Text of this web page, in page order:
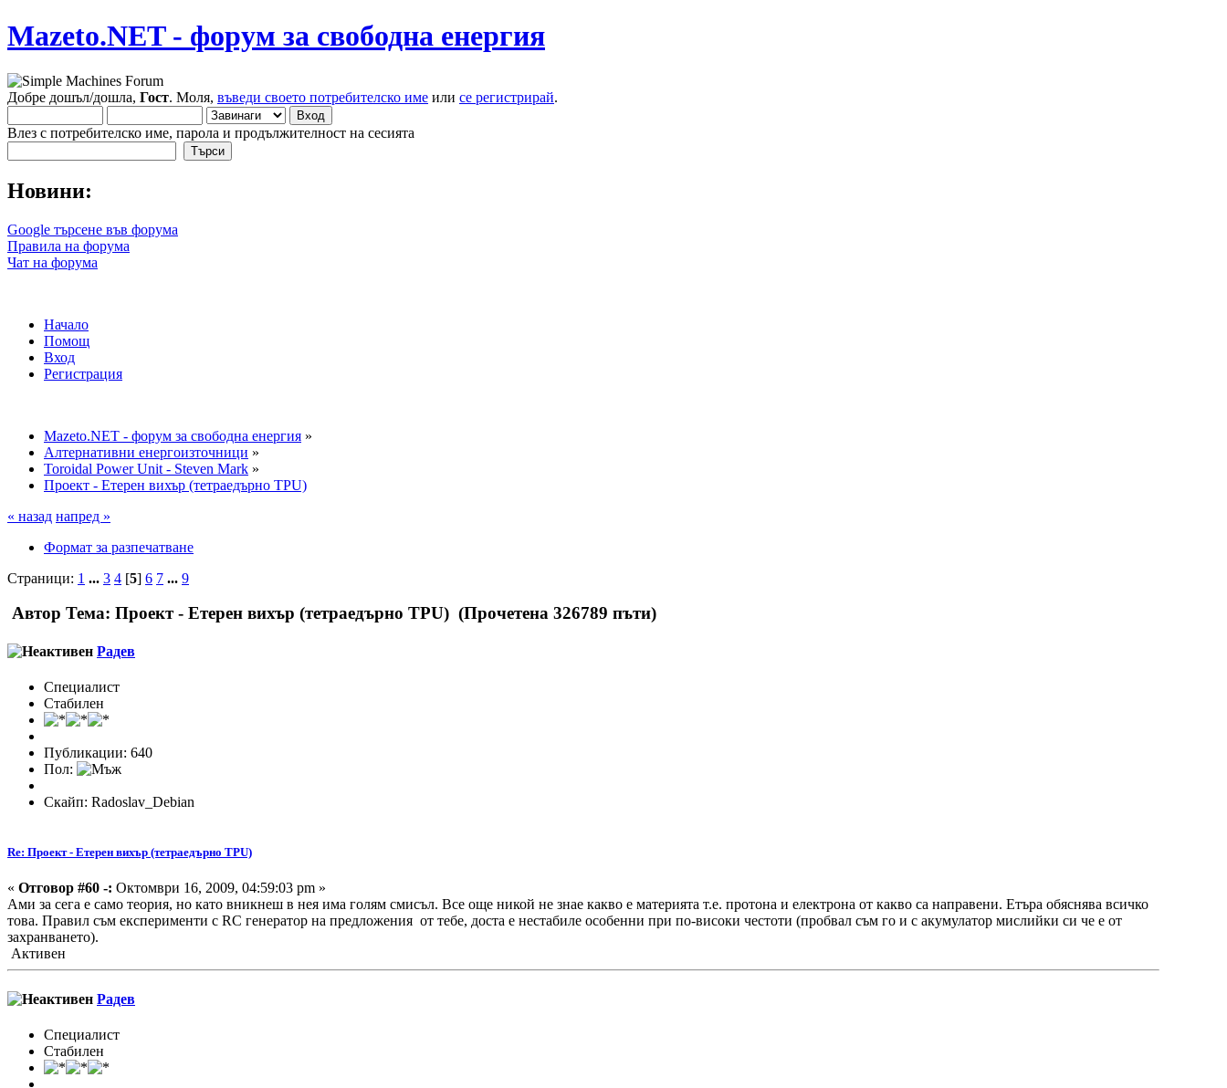
Mazeto.NET - форум за свободна енергия
Добре дошъл/дошла, Гост. Моля, въведи своето потребителско име или се регистрирай.
Влез с потребителско име, парола и продължителност на сесията
Новини:
Google търсене във форума
Правила на форума
Чат на форума
Начало
Помощ
Вход
Регистрация
Mazeto.NET - форум за свободна енергия »
Алтернативни енергоизточници »
Toroidal Power Unit - Steven Mark »
Проект - Етерен вихър (тетраедърно TPU)
« назад напред »
Формат за разпечатване
Страници: 1 ... 3 4 [5] 6 7 ... 9
Автор Тема: Проект - Етерен вихър (тетраедърно TPU) (Прочетена 326789 пъти)
Радeв
Специалист
Стабилен
Публикации: 640
Пол:
Скайп: Radoslav_Debian
Re: Проект - Етерен вихър (тетраедърно TPU)
« Отговор #60 -: Октомври 16, 2009, 04:59:03 pm »
Ами за сега е само теория, но като вникнеш в нея има голям смисъл. Все още никой не знае какво е материята т.е. протона и електрона от какво са направени. Етъра обяснява всичко
това. Правил съм експерименти с RC генератор на предложения от тебе, доста е нестабиле особенни при по-високи честоти (пробвал съм го и с акумулатор мислийки си че е от
захранването).
Активен
Радeв
Специалист
Стабилен